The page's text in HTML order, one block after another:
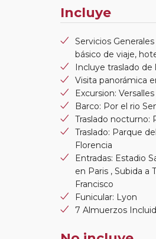
Incluye
Servicios
básico de viaje,
Incluye traslado de
Visita panorámica
Excursion:
Barco: Por el rio
Traslado nocturno:
Traslado: Parque
Florencia
Entradas: Estadio
en Paris , Subida a
Francisco
Funicular: Lyon
7 Almuerzos